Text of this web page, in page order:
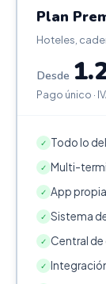
Plan
Hoteles,
Desde
Pago único ·
✓ Todo lo
✓ Multi-
✓ App
✓ Sistema
✓ Central
✓